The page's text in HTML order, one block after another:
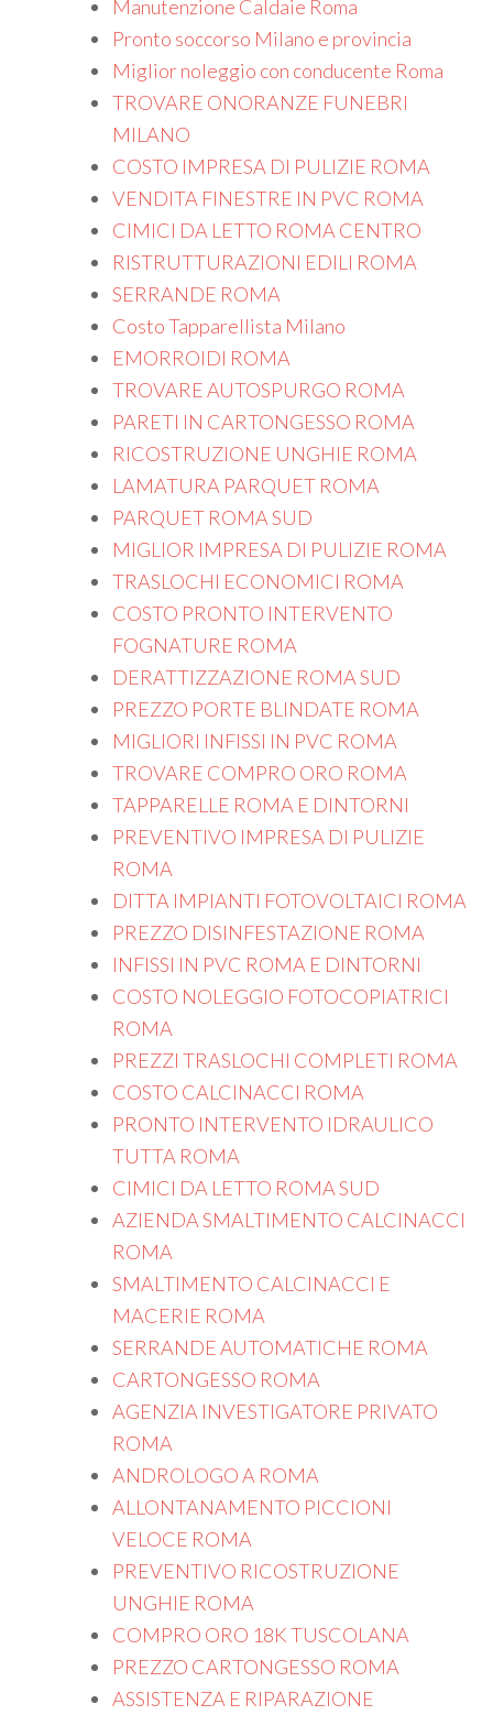
Manutenzione Caldaie Roma
Pronto soccorso Milano e provincia
Miglior noleggio con conducente Roma
TROVARE ONORANZE FUNEBRI
MILANO
COSTO IMPRESA DI PULIZIE ROMA
VENDITA FINESTRE IN PVC ROMA
CIMICI DA LETTO ROMA CENTRO
RISTRUTTURAZIONI EDILI ROMA
SERRANDE ROMA
Costo Tapparellista Milano
EMORROIDI ROMA
TROVARE AUTOSPURGO ROMA
PARETI IN CARTONGESSO ROMA
RICOSTRUZIONE UNGHIE ROMA
LAMATURA PARQUET ROMA
PARQUET ROMA SUD
MIGLIOR IMPRESA DI PULIZIE ROMA
TRASLOCHI ECONOMICI ROMA
COSTO PRONTO INTERVENTO
FOGNATURE ROMA
DERATTIZZAZIONE ROMA SUD
PREZZO PORTE BLINDATE ROMA
MIGLIORI INFISSI IN PVC ROMA
TROVARE COMPRO ORO ROMA
TAPPARELLE ROMA E DINTORNI
PREVENTIVO IMPRESA DI PULIZIE
ROMA
DITTA IMPIANTI FOTOVOLTAICI ROMA
PREZZO DISINFESTAZIONE ROMA
INFISSI IN PVC ROMA E DINTORNI
COSTO NOLEGGIO FOTOCOPIATRICI
ROMA
PREZZI TRASLOCHI COMPLETI ROMA
COSTO CALCINACCI ROMA
PRONTO INTERVENTO IDRAULICO
TUTTA ROMA
CIMICI DA LETTO ROMA SUD
AZIENDA SMALTIMENTO CALCINACCI
ROMA
SMALTIMENTO CALCINACCI E
MACERIE ROMA
SERRANDE AUTOMATICHE ROMA
CARTONGESSO ROMA
AGENZIA INVESTIGATORE PRIVATO
ROMA
ANDROLOGO A ROMA
ALLONTANAMENTO PICCIONI
VELOCE ROMA
PREVENTIVO RICOSTRUZIONE
UNGHIE ROMA
COMPRO ORO 18K TUSCOLANA
PREZZO CARTONGESSO ROMA
ASSISTENZA E RIPARAZIONE